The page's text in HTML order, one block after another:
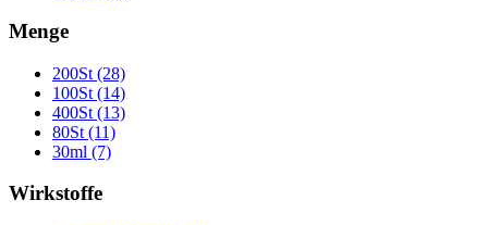
Menge
200St (28)
100St (14)
400St (13)
80St (11)
30ml (7)
Wirkstoffe